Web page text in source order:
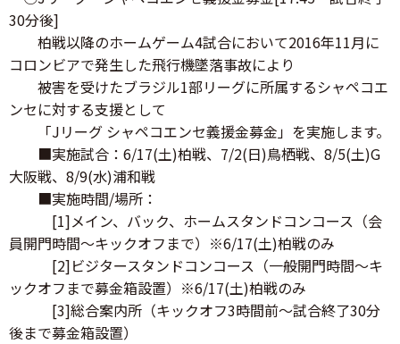
30分後]
柏戦以降のホームゲーム4試合において2016年11月に
コロンビアで発生した飛行機墜落事故により
被害を受けたブラジル1部リーグに所属するシャペコエ
ンセに対する支援として
「Jリーグ シャペコエンセ義援金募金」を実施します。
■実施試合：6/17(土)柏戦、7/2(日)鳥栖戦、8/5(土)G
大阪戦、8/9(水)浦和戦
■実施時間/場所：
[1]メイン、バック、ホームスタンドコンコース（会
員開門時間～キックオフまで）※6/17(土)柏戦のみ
[2]ビジタースタンドコンコース（一般開門時間～キ
ックオフまで募金箱設置）※6/17(土)柏戦のみ
[3]総合案内所（キックオフ3時間前～試合終了30分
後まで募金箱設置）